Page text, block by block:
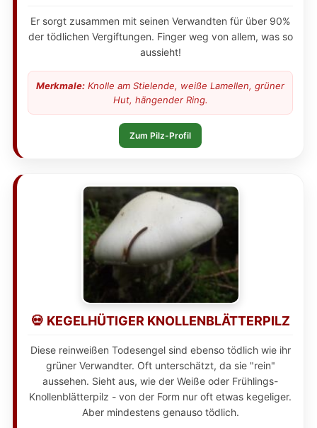
Er sorgt zusammen mit seinen Verwandten für über 90%
der tödlichen Vergiftungen. Finger weg von allem, was so
aussieht!
Merkmale: Knolle am Stielende, weiße Lamellen, grüner
Hut, hängender Ring.
Zum Pilz-Profil
💀 KEGELHÜTIGER KNOLLENBLÄTTERPILZ
Diese reinweißen Todesengel sind ebenso tödlich wie ihr
grüner Verwandter. Oft unterschätzt, da sie "rein"
aussehen. Sieht aus, wie der Weiße oder Frühlings-
Knollenblätterpilz - von der Form nur oft etwas kegeliger.
Aber mindestens genauso tödlich.